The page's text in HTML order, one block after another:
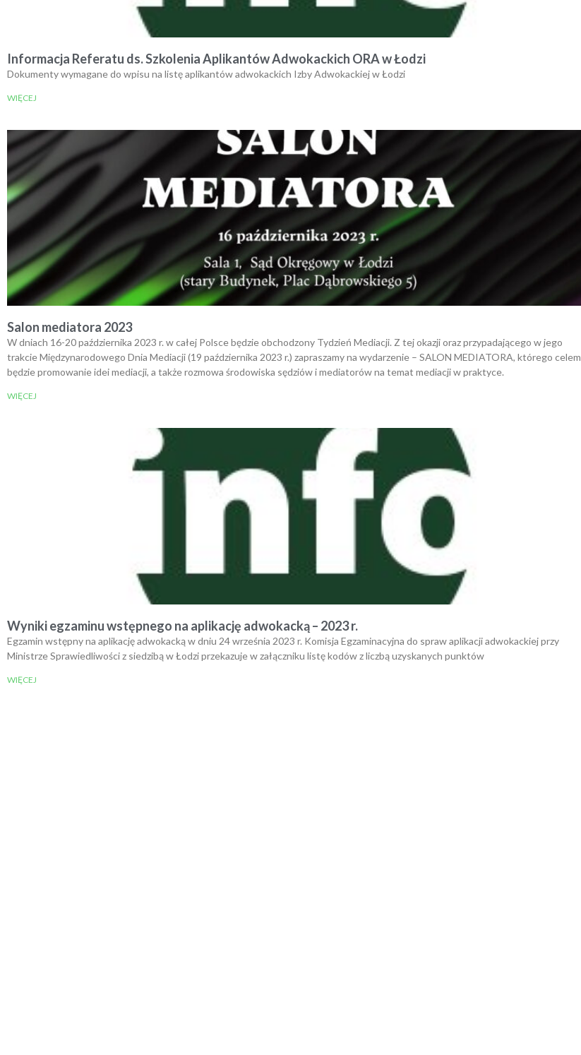
Informacja Referatu ds. Szkolenia Aplikantów Adwokackich ORA w Łodzi
Dokumenty wymagane do wpisu na listę aplikantów adwokackich Izby Adwokackiej w Łodzi
WIĘCEJ
Salon mediatora 2023
W dniach 16-20 października 2023 r. w całej Polsce będzie obchodzony Tydzień Mediacji. Z tej okazji oraz przypadającego w jego
trakcie Międzynarodowego Dnia Mediacji (19 października 2023 r.) zapraszamy na wydarzenie – SALON MEDIATORA, którego celem
będzie promowanie idei mediacji, a także rozmowa środowiska sędziów i mediatorów na temat mediacji w praktyce.
WIĘCEJ
Wyniki egzaminu wstępnego na aplikację adwokacką – 2023 r.
Egzamin wstępny na aplikację adwokacką w dniu 24 września 2023 r. Komisja Egzaminacyjna do spraw aplikacji adwokackiej przy
Ministrze Sprawiedliwości z siedzibą w Łodzi przekazuje w załączniku listę kodów z liczbą uzyskanych punktów
WIĘCEJ